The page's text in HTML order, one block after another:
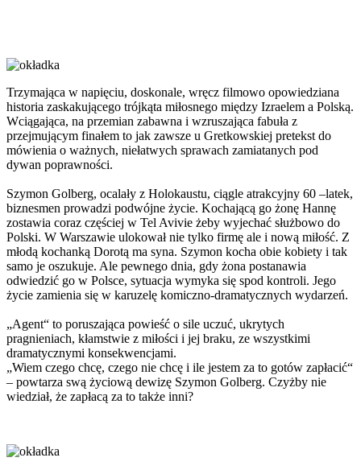
Trzymająca w napięciu, doskonale, wręcz filmowo opowiedziana
historia zaskakującego trójkąta miłosnego między Izraelem a Polską.
Wciągająca, na przemian zabawna i wzruszająca fabuła z
przejmującym finałem to jak zawsze u Gretkowskiej pretekst do
mówienia o ważnych, niełatwych sprawach zamiatanych pod
dywan poprawności.
Szymon Golberg, ocalały z Holokaustu, ciągle atrakcyjny 60 –latek,
biznesmen prowadzi podwójne życie. Kochającą go żonę Hannę
zostawia coraz częściej w Tel Avivie żeby wyjechać służbowo do
Polski. W Warszawie ulokował nie tylko firmę ale i nową miłość. Z
młodą kochanką Dorotą ma syna. Szymon kocha obie kobiety i tak
samo je oszukuje. Ale pewnego dnia, gdy żona postanawia
odwiedzić go w Polsce, sytuacja wymyka się spod kontroli. Jego
życie zamienia się w karuzelę komiczno-dramatycznych wydarzeń.
„Agent“ to poruszająca powieść o sile uczuć, ukrytych
pragnieniach, kłamstwie z miłości i jej braku, ze wszystkimi
dramatycznymi konsekwencjami.
„Wiem czego chcę, czego nie chcę i ile jestem za to gotów zapłacić“
– powtarza swą życiową dewizę Szymon Golberg. Czyżby nie
wiedział, że zapłacą za to także inni?